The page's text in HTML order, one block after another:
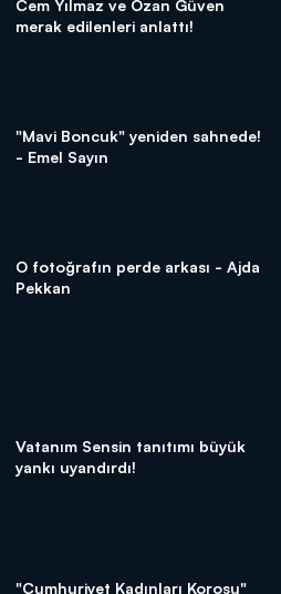
Cem Yılmaz ve Ozan Güven
merak edilenleri anlattı!
"Mavi Boncuk" yeniden sahnede!
- Emel Sayın
O fotoğrafın perde arkası - Ajda
Pekkan
Vatanım Sensin tanıtımı büyük
yankı uyandırdı!
"Cumhuriyet Kadınları Korosu"